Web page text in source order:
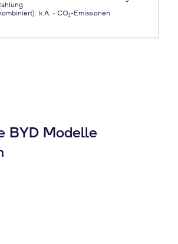
: k.A.
CO₂-Emissionen
BYD Modelle